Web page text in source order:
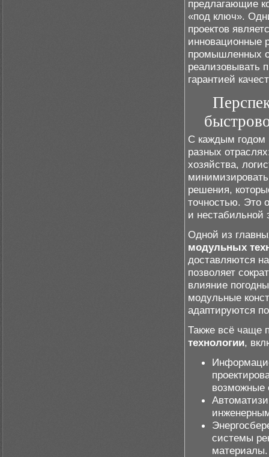
предлагающие
«под ключ».
проектов
инновационные
промышленных
реализовывать
гарантией
С каждым годом
разных
хозяйства,
решения,
точностью. Это
и нестабильной
Одной из
модульных
доставляются
позволяет
влияние
модульные
адаптируются
Также всё чаще
технологии,
возможные
системы
материалы.